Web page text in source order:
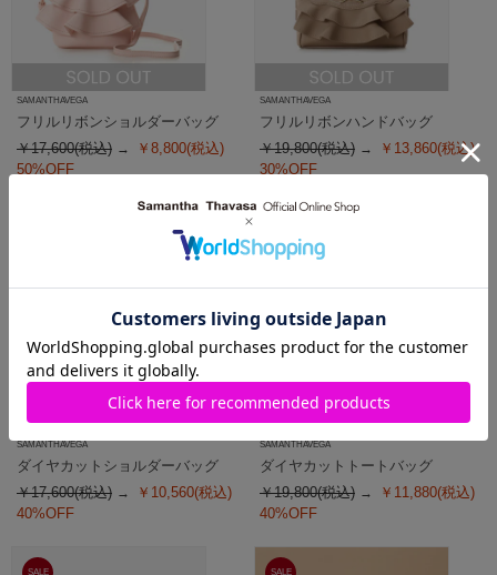
SAMANTHAVEGA
フリルリボンショルダーバッグ
￥17,600(税込)
￥8,800(税込)
50%OFF
SAMANTHAVEGA
フリルリボンハンドバッグ
￥19,800(税込)
￥13,860(税込)
30%OFF
SAMANTHAVEGA
ダイヤカットショルダーバッグ
￥17,600(税込)
￥10,560(税込)
40%OFF
SAMANTHAVEGA
ダイヤカットトートバッグ
￥19,800(税込)
￥11,880(税込)
40%OFF
SALE SALE